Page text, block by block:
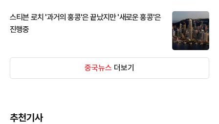
스티븐 로치 '과거의 홍콩'은 끝났지만 '새로운 홍콩'은
진행중
중국뉴스 더보기
추천기사